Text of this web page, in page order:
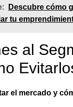
Descubre cómo
tu
al
el mercado y